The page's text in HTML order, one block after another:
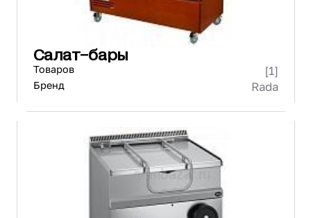
Салат-бары
Товаров [1]
Бренд Rada